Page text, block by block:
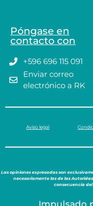
Póngase en
contacto con
+596 696 115 091
Enviar correo
electrónico a RK
Aviso legal
Las opiniones expresadas son
necesariamente las de las
consecuencia
Impulsado